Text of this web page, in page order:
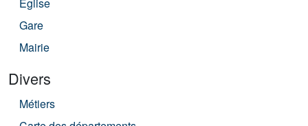
Gare
Mairie
Divers
Métiers